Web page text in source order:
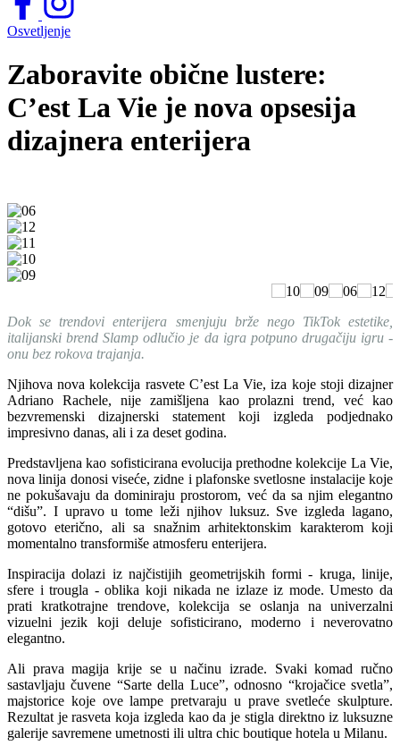
Osvetljenje
Zaboravite obične lustere:
C’est La Vie je nova opsesija
dizajnera enterijera
Dok se trendovi enterijera smenjuju brže nego TikTok estetike,
italijanski brend Slamp odlučio je da igra potpuno drugačiju igru -
onu bez rokova trajanja.
Njihova nova kolekcija rasvete C’est La Vie, iza koje stoji dizajner
Adriano Rachele, nije zamišljena kao prolazni trend, već kao
bezvremenski dizajnerski statement koji izgleda podjednako
impresivno danas, ali i za deset godina.
Predstavljena kao sofisticirana evolucija prethodne kolekcije La Vie,
nova linija donosi viseće, zidne i plafonske svetlosne instalacije koje
ne pokušavaju da dominiraju prostorom, već da sa njim elegantno
“dišu”. I upravo u tome leži njihov luksuz. Sve izgleda lagano,
gotovo eterično, ali sa snažnim arhitektonskim karakterom koji
momentalno transformiše atmosferu enterijera.
Inspiracija dolazi iz najčistijih geometrijskih formi - kruga, linije,
sfere i trougla - oblika koji nikada ne izlaze iz mode. Umesto da
prati kratkotrajne trendove, kolekcija se oslanja na univerzalni
vizuelni jezik koji deluje sofisticirano, moderno i neverovatno
elegantno.
Ali prava magija krije se u načinu izrade. Svaki komad ručno
sastavljaju čuvene “Sarte della Luce”, odnosno “krojačice svetla”,
majstorice koje ove lampe pretvaraju u prave svetleće skulpture.
Rezultat je rasveta koja izgleda kao da je stigla direktno iz luksuzne
galerije savremene umetnosti ili ultra chic boutique hotela u Milanu.